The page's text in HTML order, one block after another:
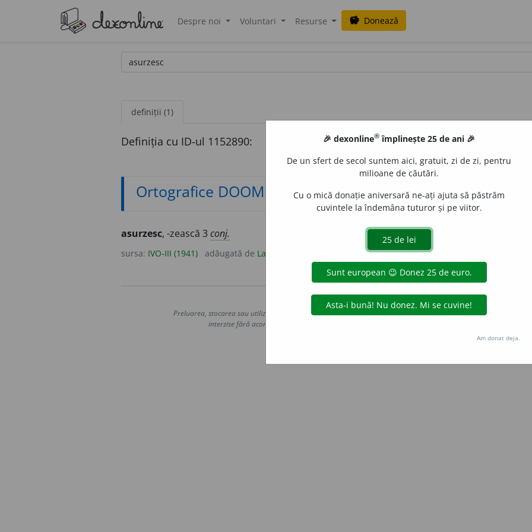
Despre noi Voluntari Resurse savings Donează
definiții (1)
Definiția cu ID-ul 1152890:
Ortografice DOOM
asurzesc, -zească 3 conj.
sursa: IVO-III (1941) adăugată de Ladislau Strifler
Copyright © 2004-2026 dexonline (https://dexonline.ro)
Preluarea, stocarea sau utilizarea datelor de pe acest site, inclusiv prin orice metode de extragere automată
interzise fără acordul nostru prealabil scris, cu excepția seturilor de date oferite oficial spre utilizare
Hosterion
🎉 dexonline® împlinește 25 de ani 🎉
De un sfert de secol suntem aici, gratuit, zi de zi, pentru
milioane de căutări.
Cu o mică donație aniversară ne-ați ajuta să păstrăm
cuvintele la îndemâna tuturor și pe viitor.
Am donat deja.